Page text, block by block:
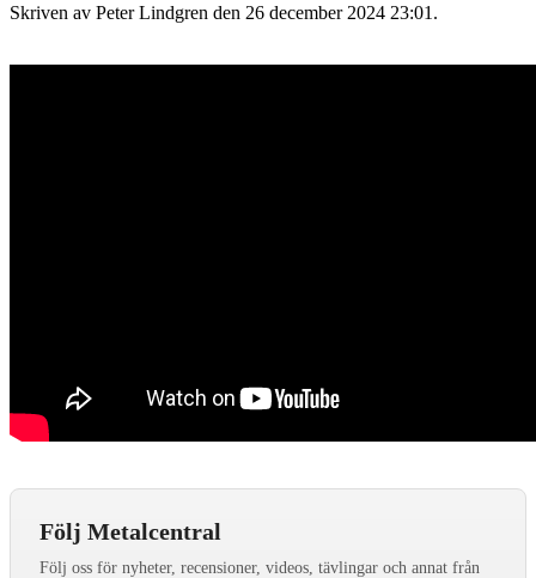
Skriven av Peter Lindgren den 26 december 2024 23:01 .
Följ Metalcentral
Följ oss för nyheter, recensioner, videos, tävlingar och annat från